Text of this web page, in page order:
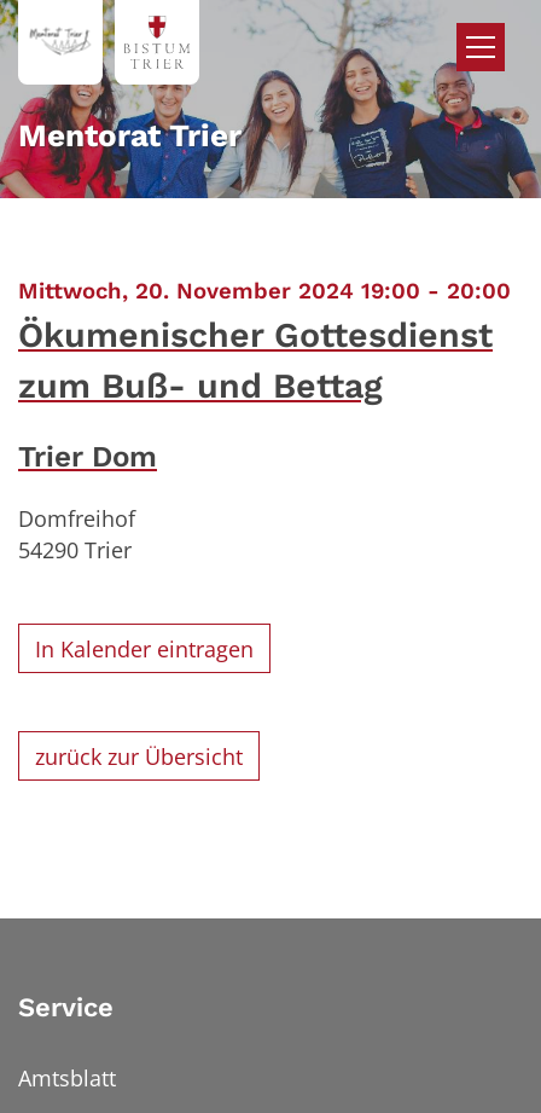
Zum Inhalt springen
Mentorat Trier
Mittwoch, 20. November 2024 19:00 - 20:00
Ökumenischer Gottesdienst
zum Buß- und Bettag
Trier Dom
Domfreihof
54290 Trier
In Kalender eintragen
zurück zur Übersicht
Service
Amtsblatt